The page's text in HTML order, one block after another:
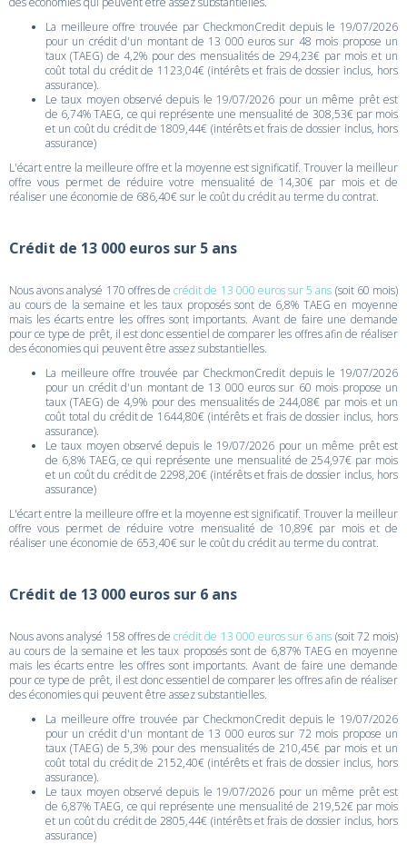
La meilleure offre trouvée par CheckmonCredit depuis le 19/07/2026
pour un crédit d'un montant de 13 000 euros sur 48 mois propose un
taux (TAEG) de 4,2% pour des mensualités de 294,23€ par mois et un
coût total du crédit de 1123,04€ (intérêts et frais de dossier inclus, hors
assurance).
Le taux moyen observé depuis le 19/07/2026 pour un même prêt est
de 6,74% TAEG, ce qui représente une mensualité de 308,53€ par mois
et un coût du crédit de 1809,44€ (intérêts et frais de dossier inclus, hors
assurance)
L'écart entre la meilleure offre et la moyenne est significatif. Trouver la meilleur
offre vous permet de réduire votre mensualité de 14,30€ par mois et de
réaliser une économie de 686,40€ sur le coût du crédit au terme du contrat.
Crédit de 13 000 euros sur 5 ans
Nous avons analysé 170 offres decrédit de 13 000 euros sur 5 ans (soit 60 mois)
au cours de la semaine et les taux proposés sont de 6,8% TAEG en moyenne
mais les écarts entre les offres sont importants. Avant de faire une demande
pour ce type de prêt, il est donc essentiel de comparer les offres afin de réaliser
des économies qui peuvent être assez substantielles.
La meilleure offre trouvée par CheckmonCredit depuis le 19/07/2026
pour un crédit d'un montant de 13 000 euros sur 60 mois propose un
taux (TAEG) de 4,9% pour des mensualités de 244,08€ par mois et un
coût total du crédit de 1644,80€ (intérêts et frais de dossier inclus, hors
assurance).
Le taux moyen observé depuis le 19/07/2026 pour un même prêt est
de 6,8% TAEG, ce qui représente une mensualité de 254,97€ par mois
et un coût du crédit de 2298,20€ (intérêts et frais de dossier inclus, hors
assurance)
L'écart entre la meilleure offre et la moyenne est significatif. Trouver la meilleur
offre vous permet de réduire votre mensualité de 10,89€ par mois et de
réaliser une économie de 653,40€ sur le coût du crédit au terme du contrat.
Crédit de 13 000 euros sur 6 ans
Nous avons analysé 158 offres decrédit de 13 000 euros sur 6 ans (soit 72 mois)
au cours de la semaine et les taux proposés sont de 6,87% TAEG en moyenne
mais les écarts entre les offres sont importants. Avant de faire une demande
pour ce type de prêt, il est donc essentiel de comparer les offres afin de réaliser
des économies qui peuvent être assez substantielles.
La meilleure offre trouvée par CheckmonCredit depuis le 19/07/2026
pour un crédit d'un montant de 13 000 euros sur 72 mois propose un
taux (TAEG) de 5,3% pour des mensualités de 210,45€ par mois et un
coût total du crédit de 2152,40€ (intérêts et frais de dossier inclus, hors
assurance).
Le taux moyen observé depuis le 19/07/2026 pour un même prêt est
de 6,87% TAEG, ce qui représente une mensualité de 219,52€ par mois
et un coût du crédit de 2805,44€ (intérêts et frais de dossier inclus, hors
assurance)